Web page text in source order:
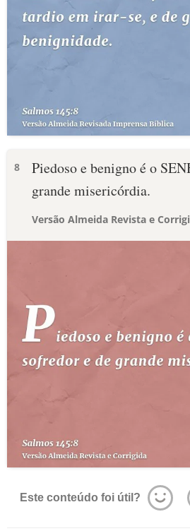
8
Piedoso e benigno é o
grande misericórdia.
Versão Almeida Revista e
Este conteúdo foi útil?